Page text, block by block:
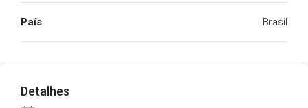
País Brasil
Detalhes